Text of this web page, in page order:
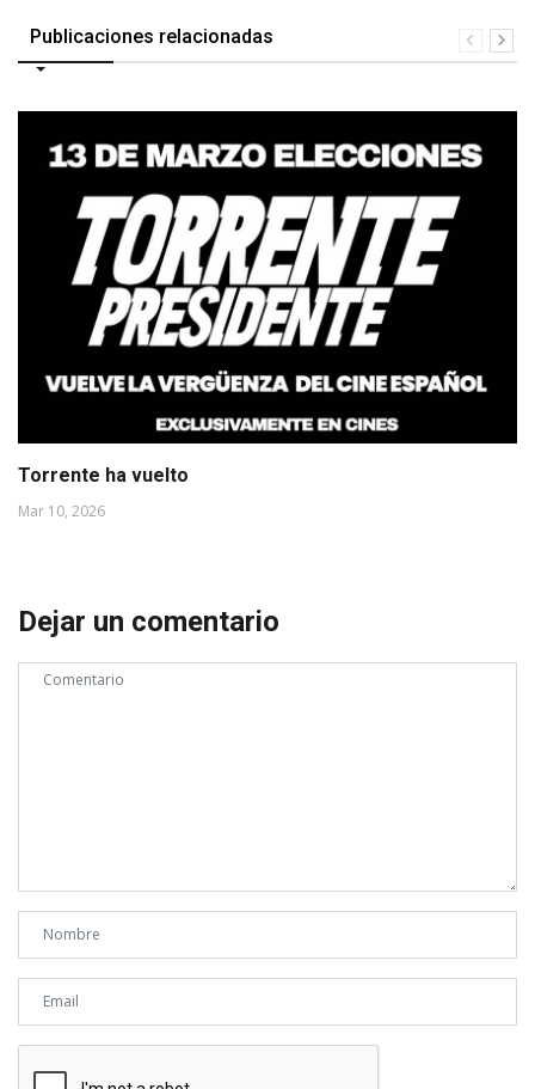
Publicaciones relacionadas
Torrente ha vuelto
Mar 10, 2026
Dejar un comentario